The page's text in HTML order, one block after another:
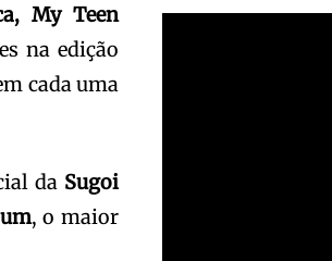
My Teen
na edição
cada uma
da Sugoi
, o maior